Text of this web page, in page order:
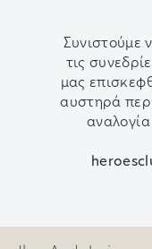
Συνιστούμε
τις
μας
αυστηρά